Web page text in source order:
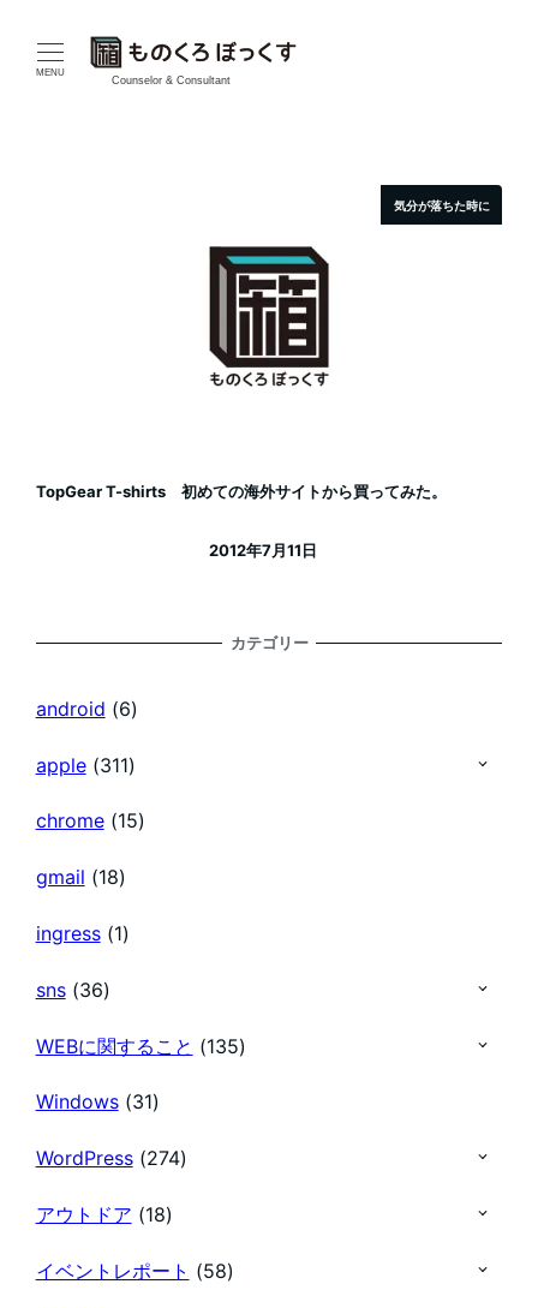
MENU
Counselor & Consultant
気分が落ちた時に
TopGear T-shirts 初めての海外サイトから買ってみた。
2012年7月11日
カテゴリー
android (6)
apple(311)
chrome(15)
gmail (18)
ingress(1)
sns(36)
WEBに関すること (135)
Windows(31)
WordPress(274)
アウトドア (18)
イベントレポート (58)